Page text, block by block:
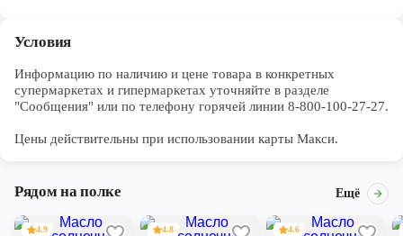
Условия
Информацию по наличию и цене товара в конкретных
супермаркетах и гипермаркетах уточняйте в разделе
"Сообщения" или по телефону горячей линии 8-800-100-27-27.
Цены действительны при использовании карты Макси.
Рядом на полке Ещё
4.9 4.8 4.6